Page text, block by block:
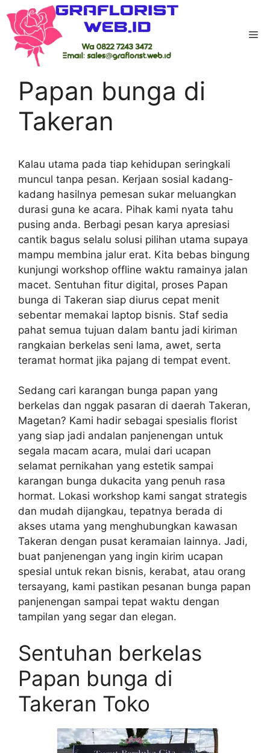
to
content
Home -Kab Magetan
Takeran
Papan bunga di
Takeran
Kalau utama pada tiap kehidupan seringkali
muncul tanpa pesan. Kerjaan sosial kadang-
kadang hasilnya pemesan sukar meluangkan
durasi guna ke acara. Pihak kami nyata tahu
pusing anda. Berbagi pesan karya apresiasi
cantik bagus selalu solusi pilihan utama supaya
mampu membina jalur erat. Kita bebas bingung
kunjungi workshop offline waktu ramainya jalan
macet. Sentuhan fitur digital, proses Papan
bunga di Takeran siap diurus cepat menit
sebentar memakai laptop bisnis. Staf sedia
pahat semua tujuan dalam bantu jadi kiriman
rangkaian berkelas seni lama, awet, serta
teramat hormat jika pajang di tempat event.
Sedang cari karangan bunga papan yang
berkelas dan nggak pasaran di daerah Takeran,
Magetan? Kami hadir sebagai spesialis florist
yang siap jadi andalan panjenengan untuk
segala macam acara, mulai dari ucapan
selamat pernikahan yang estetik sampai
karangan bunga dukacita yang penuh rasa
hormat. Lokasi workshop kami sangat strategis
dan mudah dijangkau, tepatnya berada di
akses utama yang menghubungkan kawasan
Takeran dengan pusat keramaian lainnya. Jadi,
buat panjenengan yang ingin kirim ucapan
spesial untuk rekan bisnis, kerabat, atau orang
tersayang, kami pastikan pesanan bunga papan
panjenengan sampai tepat waktu dengan
tampilan yang segar dan elegan.
Sentuhan berkelas
Papan bunga di
Takeran Toko